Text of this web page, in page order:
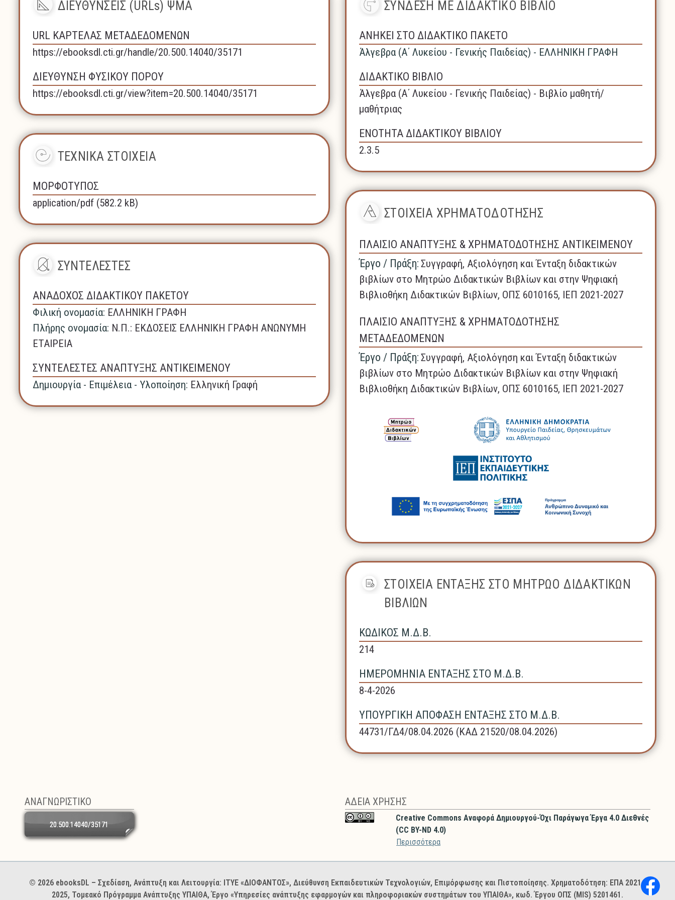
ΔΙΕΥΘΥΝΣΕΙΣ (URLs) ΨΜΑ
URL ΚΑΡΤΕΛΑΣ ΜΕΤΑΔΕΔΟΜΕΝΩΝ
https://ebooksdl.cti.gr/handle/20.500.14040/35171
ΔΙΕΥΘΥΝΣΗ ΦΥΣΙΚΟΥ ΠΟΡΟΥ
https://ebooksdl.cti.gr/view?item=20.500.14040/35171
ΤΕΧΝΙΚΑ ΣΤΟΙΧΕΙΑ
ΜΟΡΦΟΤΥΠΟΣ
application/pdf (582.2 kB)
ΣΥΝΤΕΛΕΣΤΕΣ
ΑΝΑΔΟΧΟΣ ΔΙΔΑΚΤΙΚΟΥ ΠΑΚΕΤΟΥ
Φιλική ονομασία: ΕΛΛΗΝΙΚΗ ΓΡΑΦΗ
Πλήρης ονομασία: N.Π.: ΕΚΔΟΣΕΙΣ ΕΛΛΗΝΙΚΗ ΓΡΑΦΗ ΑΝΩΝΥΜΗ
ΕΤΑΙΡΕΙΑ
ΣΥΝΤΕΛΕΣΤΕΣ ΑΝΑΠΤΥΞΗΣ ΑΝΤΙΚΕΙΜΕΝΟΥ
Δημιουργία - Επιμέλεια - Υλοποίηση: Ελληνική Γραφή
ΣΥΝΔΕΣΗ ΜΕ ΔΙΔΑΚΤΙΚΟ ΒΙΒΛΙΟ
ΑΝΗΚΕΙ ΣΤΟ ΔΙΔΑΚΤΙΚΟ ΠΑΚΕΤΟ
Άλγεβρα (A΄ Λυκείου - Γενικής Παιδείας) - ΕΛΛΗΝΙΚΗ ΓΡΑΦΗ
ΔΙΔΑΚΤΙΚΟ ΒΙΒΛΙΟ
Άλγεβρα (A΄ Λυκείου - Γενικής Παιδείας) - Βιβλίο μαθητή/
μαθήτριας
ΕΝΟΤΗΤΑ ΔΙΔΑΚΤΙΚΟΥ ΒΙΒΛΙΟΥ
2.3.5
ΣΤΟΙΧΕΙΑ ΧΡΗΜΑΤΟΔΟΤΗΣΗΣ
ΠΛΑΙΣΙΟ ΑΝΑΠΤΥΞΗΣ & ΧΡΗΜΑΤΟΔΟΤΗΣΗΣ ΑΝΤΙΚΕΙΜΕΝΟΥ
Έργο / Πράξη: Συγγραφή, Αξιολόγηση και Ένταξη διδακτικών
βιβλίων στο Μητρώο Διδακτικών Βιβλίων και στην Ψηφιακή
Βιβλιοθήκη Διδακτικών Βιβλίων, ΟΠΣ 6010165, ΙΕΠ 2021-2027
ΠΛΑΙΣΙΟ ΑΝΑΠΤΥΞΗΣ & ΧΡΗΜΑΤΟΔΟΤΗΣΗΣ
ΜΕΤΑΔΕΔΟΜΕΝΩΝ
Έργο / Πράξη: Συγγραφή, Αξιολόγηση και Ένταξη διδακτικών
βιβλίων στο Μητρώο Διδακτικών Βιβλίων και στην Ψηφιακή
Βιβλιοθήκη Διδακτικών Βιβλίων, ΟΠΣ 6010165, ΙΕΠ 2021-2027
ΣΤΟΙΧΕΙΑ ΕΝΤΑΞΗΣ ΣΤΟ ΜΗΤΡΩΟ ΔΙΔΑΚΤΙΚΩΝ
ΒΙΒΛΙΩΝ
ΚΩΔΙΚΟΣ Μ.Δ.Β.
214
ΗΜΕΡΟΜΗΝΙΑ ΕΝΤΑΞΗΣ ΣΤΟ Μ.Δ.Β.
8-4-2026
ΥΠΟΥΡΓΙΚΗ ΑΠΟΦΑΣΗ ΕΝΤΑΞΗΣ ΣΤΟ Μ.Δ.Β.
44731/ΓΔ4/08.04.2026 (ΚΑΔ 21520/08.04.2026)
ΑΝΑΓΝΩΡΙΣΤΙΚΟ
20.500.14040/35171
ΑΔΕΙΑ ΧΡΗΣΗΣ
Creative Commons Αναφορά Δημιουργού-Όχι Παράγωγα Έργα 4.0 Διεθνές
(CC BY-ND 4.0)
Περισσότερα
Χορηγοί και φορείς
© 2026 ebooksDL – Σχεδίαση, Ανάπτυξη και Λειτουργία: ΙΤΥΕ «ΔΙΟΦΑΝΤΟΣ», Διεύθυνση Εκπαιδευτικών Τεχνολογιών, Επιμόρφωσης και Πιστοποίησης. Χρηματοδότηση: ΕΠΑ 2021–
2025, Τομεακό Πρόγραμμα Ανάπτυξης ΥΠΑΙΘΑ, Έργο «Υπηρεσίες ανάπτυξης εφαρμογών και πληροφοριακών συστημάτων του ΥΠΑΙΘΑ», κωδ. Έργου ΟΠΣ (MIS) 5201461.